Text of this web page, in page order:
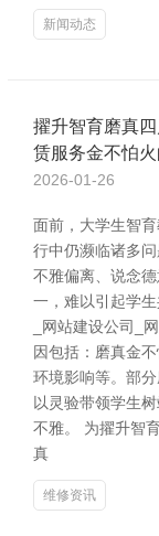
新闻动态
擢升智育磨真
赁服务金不怕
2026-01-26
面前，大学生智
行中仍濒临诸多
不雅偏离、说念
一，难以引起学
_网站建设公司_
因包括：磨真金
环境影响等。部
以灵验带领学生
不雅。 为擢升智
真
维修资讯